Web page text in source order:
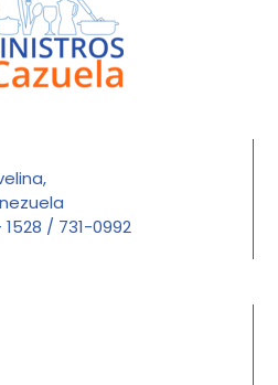
1528 / 731-0992